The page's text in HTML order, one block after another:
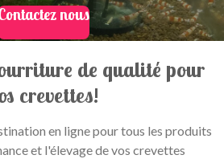
nous
de qualité pour
crevettes!
en ligne pour tous les produits
et l'élevage de vos crevettes